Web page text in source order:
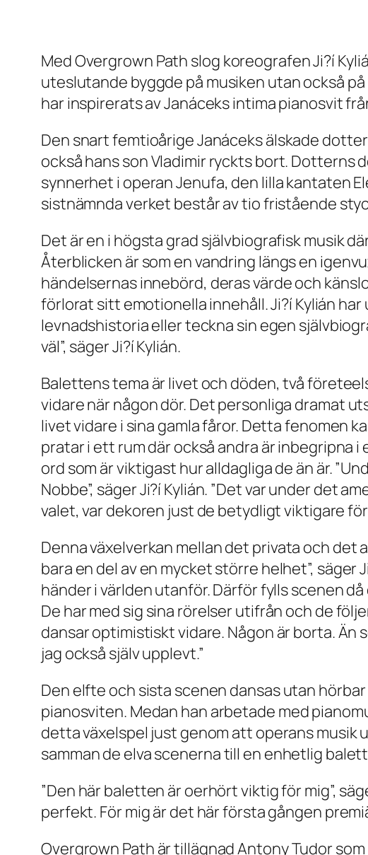
MedOvergrown Path slog koreografen Ji?í
uteslutande byggde på musiken utan också
har inspirerats av Janáceks intima pianosvit
Den snart femtioårige Janáceks älskade
också hans son Vladimir ryckts bort. Dotterns
synnerhet i operanJenufa, den lilla kantaten
sistnämnda verket består av tio fristående
Det är en i högsta grad självbiografisk musik
Återblicken är som en vandring längs en
händelsernas innebörd, deras värde och
förlorat sitt emotionella innehåll. Ji?í Kylián
levnadshistoria eller teckna sin egen
väl”, säger Ji?í Kylián.
Balettens tema är livet och döden, två
vidare när någon dör. Det personliga dramat
livet vidare i sina gamla fåror. Detta fenomen
pratar i ett rum där också andra är inbegripna
ord som är viktigast hur alldagliga de än är.
Nobbe”, säger Ji?í Kylián. ”Det var under det
valet, var dekoren just de betydligt viktigare
Denna växelverkan mellan det privata och det
bara en del av en mycket större helhet”, säger
händer i världen utanför. Därför fylls scenen
De har med sig sina rörelser utifrån och de
dansar optimistiskt vidare. Någon är borta. Än
jag också själv upplevt.”
Den elfte och sista scenen dansas utan
pianosviten. Medan han arbetade med
detta växelspel just genom att operans musik
samman de elva scenerna till en enhetlig
”Den här baletten är oerhört viktig för mig”,
perfekt. För mig är det här första gången
Overgrown Path är tillägnad Antony Tudor